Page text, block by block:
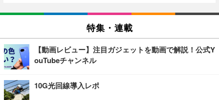
特集・連載
【動画レビュー】注目ガジェットを動画で解説！公式Y
ouTubeチャンネル
10G光回線導入レポ